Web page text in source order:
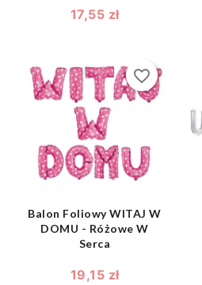
17,55 zł
shopping_bag 
Balon Foliowy WITAJ W
DOMU - Różowe W
Serca
19,15 zł
favorite_border